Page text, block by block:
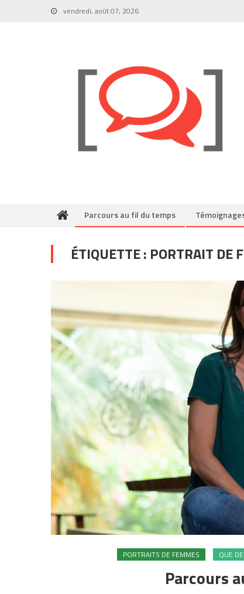
vendredi, août 07, 2026
Parcours au fil du temps
ÉTIQUETTE : PORTRAIT DE
PORTRAITS DE FEMMES QUE
Parcours